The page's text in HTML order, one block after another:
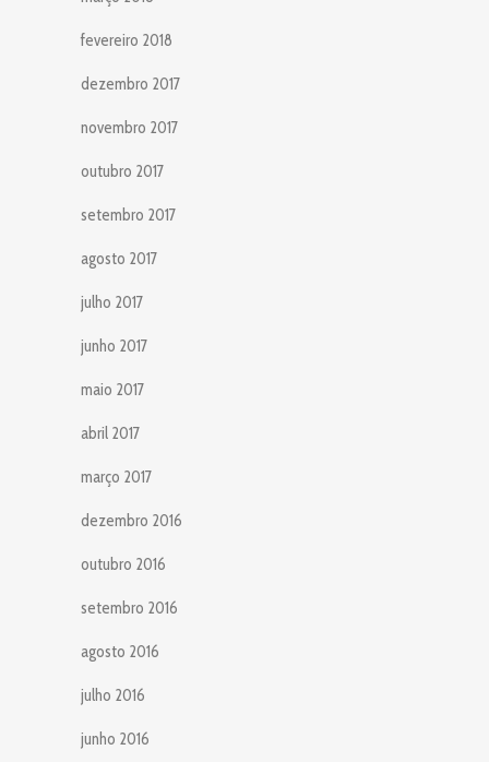
fevereiro 2018
dezembro 2017
novembro 2017
outubro 2017
setembro 2017
agosto 2017
julho 2017
junho 2017
maio 2017
abril 2017
março 2017
dezembro 2016
outubro 2016
setembro 2016
agosto 2016
julho 2016
junho 2016